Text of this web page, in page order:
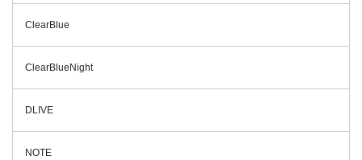
ClearBlue
ClearBlueNight
DLIVE
NOTE